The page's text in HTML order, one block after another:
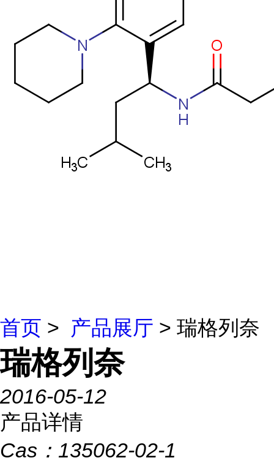
首页 > 产品展厅 > 瑞格列奈
瑞格列奈
2016-05-12
产品详情
Cas： 135062-02-1